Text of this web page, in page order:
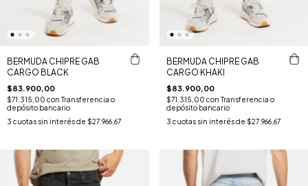
BERMUDA CHIPRE GAB
CARGO BLACK
$83.900,00
$71.315,00 con Transferencia o
depósito bancario
3 cuotas sin interés de $27.966,67
BERMUDA CHIPRE GAB
CARGO KHAKI
$83.900,00
$71.315,00 con Transferencia o
depósito bancario
3 cuotas sin interés de $27.966,67